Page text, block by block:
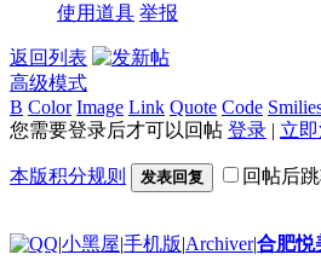
使用道具 举报
返回列表
高级模式
B Color Image Link Quote Code
您需要登录后才可以回帖 登录 | 立
本版积分规则 发表回复 回帖后
|小黑屋|手机版|Archiver|合肥悦